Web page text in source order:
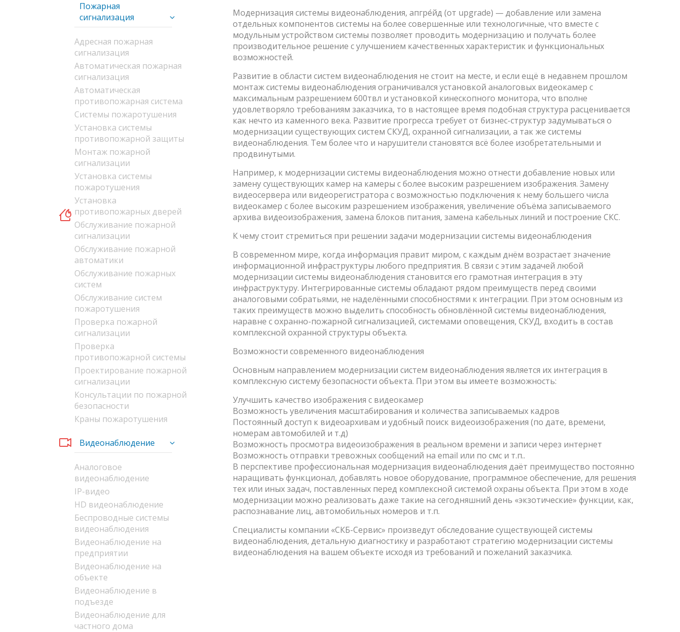
Пожарная
сигнализация
Адресная пожарная
сигнализация
Автоматическая пожарная
сигнализация
Автоматическая
противопожарная система
Системы пожаротушения
Установка системы
противопожарной защиты
Монтаж пожарной
сигнализации
Установка системы
пожаротушения
Установка
противопожарных дверей
Обслуживание пожарной
сигнализации
Обслуживание пожарной
автоматики
Обслуживание пожарных
систем
Обслуживание систем
пожаротушения
Проверка пожарной
сигнализации
Проверка
противопожарной системы
Проектирование пожарной
сигнализации
Консультации по пожарной
безопасности
Краны пожаротушения
Видеонаблюдение
Аналоговое
видеонаблюдение
IP-видео
HD видеонаблюдение
Беспроводные системы
видеонаблюдения
Видеонаблюдение на
предприятии
Видеонаблюдение на
объекте
Видеонаблюдение в
подъезде
Видеонаблюдение для
частного дома
Модернизация системы видеонаблюдения, апгре́йд (от upgrade) — добавление или замена
отдельных компонентов системы на более совершенные или технологичные, что вместе с
модульным устройством системы позволяет проводить модернизацию и получать более
производительное решение с улучшением качественных характеристик и функциональных
возможностей.
Развитие в области систем видеонаблюдения не стоит на месте, и если ещё в недавнем прошлом
монтаж системы видеонаблюдения ограничивался установкой аналоговых видеокамер с
максимальным разрешением 600твл и установкой кинескопного монитора, что вполне
удовлетворяло требованиям заказчика, то в настоящее время подобная структура расценивается
как нечто из каменного века. Развитие прогресса требует от бизнес-структур задумываться о
модернизации существующих систем СКУД, охранной сигнализации, а так же системы
видеонаблюдения. Тем более что и нарушители становятся всё более изобретательными и
продвинутыми.
Например, к модернизации системы видеонаблюдения можно отнести добавление новых или
замену существующих камер на камеры с более высоким разрешением изображения. Замену
видеосервера или видеорегистратора с возможностью подключения к нему большего числа
видеокамер с более высоким разрешением изображения, увеличение объёма записываемого
архива видеоизображения, замена блоков питания, замена кабельных линий и построение СКС.
К чему стоит стремиться при решении задачи модернизации системы видеонаблюдения
В современном мире, когда информация правит миром, с каждым днём возрастает значение
информационной инфраструктуры любого предприятия. В связи с этим задачей любой
модернизации системы видеонаблюдения становится его грамотная интеграция в эту
инфраструктуру. Интегрированные системы обладают рядом преимуществ перед своими
аналоговыми собратьями, не наделёнными способностями к интеграции. При этом основным из
таких преимуществ можно выделить способность обновлённой системы видеонаблюдения,
наравне с охранно-пожарной сигнализацией, системами оповещения, СКУД, входить в состав
комплексной охранной структуры объекта.
Возможности современного видеонаблюдения
Основным направлением модернизации систем видеонаблюдения является их интеграция в
комплексную систему безопасности объекта. При этом вы имеете возможность:
Улучшить качество изображения с видеокамер
Возможность увеличения масштабирования и количества записываемых кадров
Постоянный доступ к видеоархивам и удобный поиск видеоизображения (по дате, времени,
номерам автомобилей и т.д)
Возможность просмотра видеоизображения в реальном времени и записи через интернет
Возможность отправки тревожных сообщений на email или по смс и т.п..
В перспективе профессиональная модернизация видеонаблюдения даёт преимущество постоянно
наращивать функционал, добавлять новое оборудование, программное обеспечение, для решения
тех или иных задач, поставленных перед комплексной системой охраны объекта. При этом в ходе
модернизации можно реализовать даже такие на сегодняшний день «экзотические» функции, как,
распознавание лиц, автомобильных номеров и т.п.
Специалисты компании «СКБ-Сервис» произведут обследование существующей системы
видеонаблюдения, детальную диагностику и разработают стратегию модернизации системы
видеонаблюдения на вашем объекте исходя из требований и пожеланий заказчика.